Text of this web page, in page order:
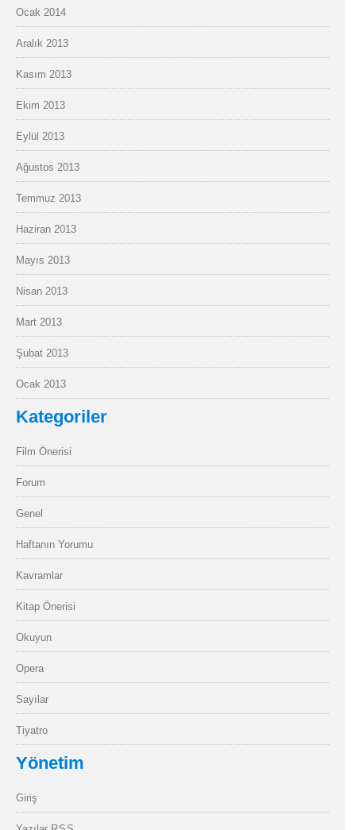
Ocak 2014
Aralık 2013
Kasım 2013
Ekim 2013
Eylül 2013
Ağustos 2013
Temmuz 2013
Haziran 2013
Mayıs 2013
Nisan 2013
Mart 2013
Şubat 2013
Ocak 2013
Kategoriler
Film Önerisi
Forum
Genel
Haftanın Yorumu
Kavramlar
Kitap Önerisi
Okuyun
Opera
Sayılar
Tiyatro
Yönetim
Giriş